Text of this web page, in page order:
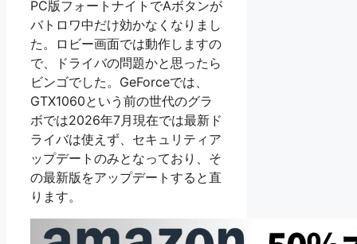
PC版フォートナイトでAボタンが
バトロワ中だけ効かなくなりまし
た。ロビー画面では動作しますの
で、ドライバの問題かと思ったら
ビンゴでした。GeForceでは、
GTX1060という前の世代のグラ
ボでは2026年7月現在では最新ド
ライバは使えず、セキュリティア
ップデートのみとなっており、そ
の最新版をアップデートすると直
ります。